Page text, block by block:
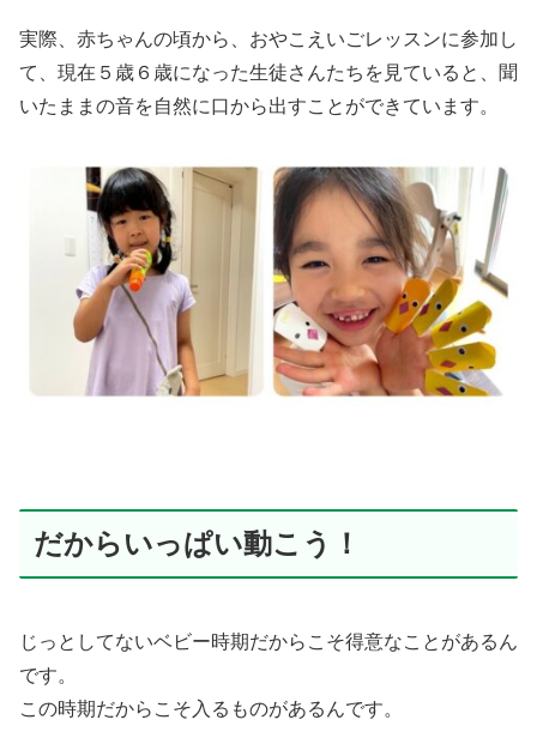
実際、赤ちゃんの頃から、おやこえいごレッスンに参加し
て、現在５歳６歳になった生徒さんたちを見ていると、聞
いたままの音を自然に口から出すことができています。
だからいっぱい動こう！
じっとしてないベビー時期だからこそ得意なことがあるん
です。
この時期だからこそ入るものがあるんです。